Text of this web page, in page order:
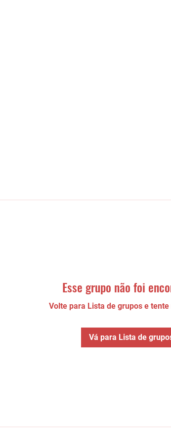
Esse grupo não foi
Volte para Lista de grupos e
Vá para Lista de